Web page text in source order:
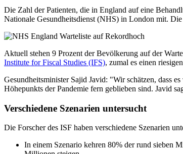
Die Zahl der Patienten, die in England auf eine
Nationale Gesundheitsdienst (NHS) in London mit.
Aktuell stehen 9 Prozent der Bevölkerung auf der
Institute for Fiscal Studies (IFS), zumal es einen
Gesundheitsminister Sajid Javid: "Wir schätzen, dass
Höhepunkts der Pandemie fern geblieben sind. Javid
Verschiedene Szenarien untersucht
Die Forscher des ISF haben verschiedene Szenarien
In einem Szenario kehren 80% der rund sieben